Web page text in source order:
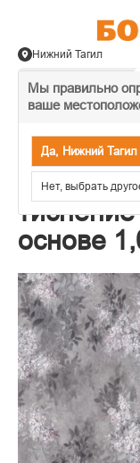
Мы правильно
ваше
Да, Нижний Тагил
Нет, выбрать
Нижний Тагил
Обои
основе